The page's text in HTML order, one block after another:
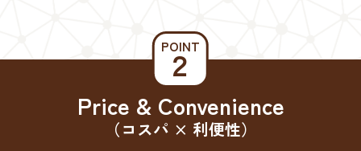
POINT
２
Price & Convenience
（コスパ × 利便性）